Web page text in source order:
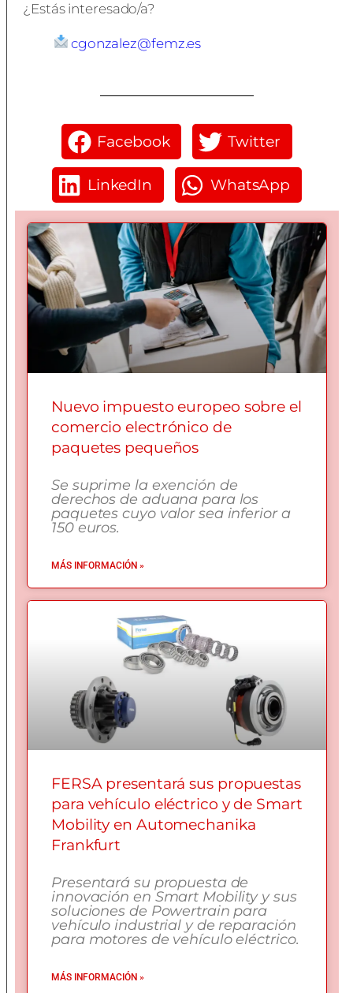
¿Estás interesado/a?
cgonzalez@femz.es
Facebook Twitter
LinkedIn WhatsApp
Nuevo impuesto europeo sobre el
comercio electrónico de
paquetes pequeños
Se suprime la exención de
derechos de aduana para los
paquetes cuyo valor sea inferior a
150 euros.
MÁS INFORMACIÓN »
FERSA presentará sus propuestas
para vehículo eléctrico y de Smart
Mobility en Automechanika
Frankfurt
Presentará su propuesta de
innovación en Smart Mobility y sus
soluciones de Powertrain para
vehículo industrial y de reparación
para motores de vehículo eléctrico.
MÁS INFORMACIÓN »